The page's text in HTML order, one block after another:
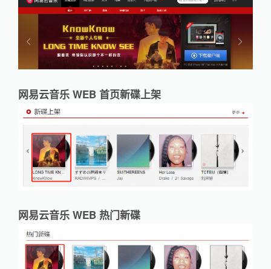
网易云音乐 WEB 首页新碟上架
网易云音乐 WEB 热门新碟